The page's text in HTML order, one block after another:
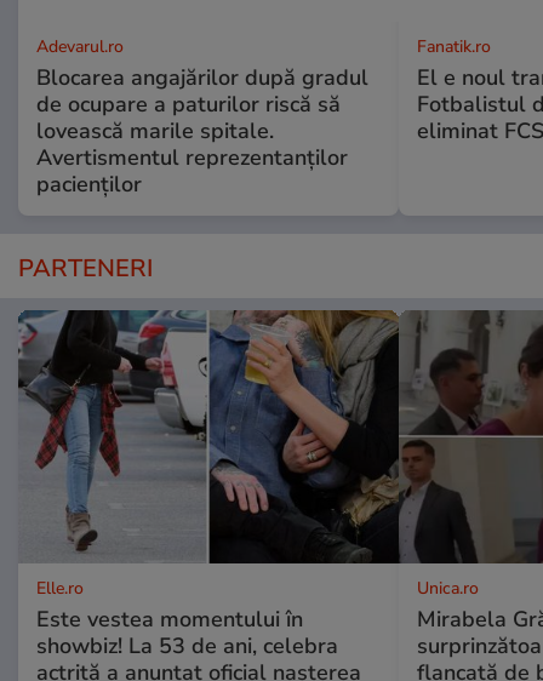
Adevarul.ro
Blocarea angajărilor după gradul
de ocupare a paturilor riscă să
lovească marile spitale.
Avertismentul reprezentanților
pacienților
Fanatik.ro
El e noul
Fotbalistul
eliminat
PARTENERI
Elle.ro
Este vestea momentului în
showbiz! La 53 de ani, celebra
actriță a anunțat oficial nașterea
Unica.ro
Mirabela
flancată de